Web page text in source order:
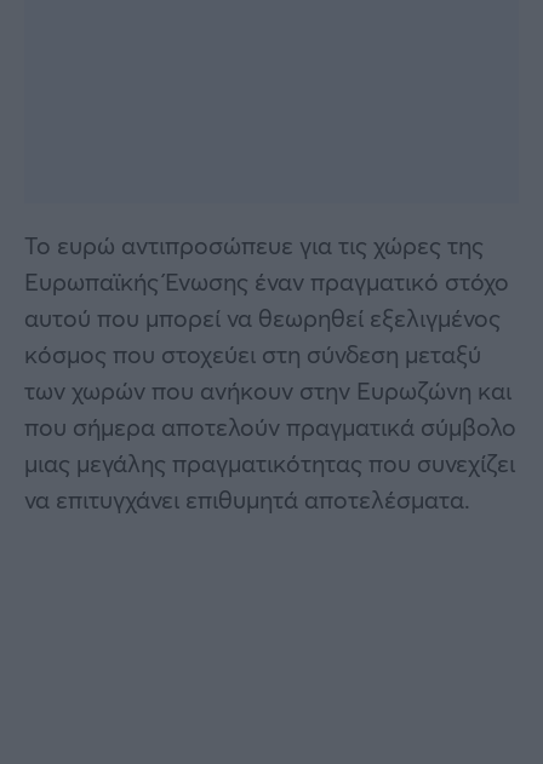
Το ευρώ αντιπροσώπευε για τις χώρες της
Ευρωπαϊκής Ένωσης έναν πραγματικό στόχο
αυτού που μπορεί να θεωρηθεί εξελιγμένος
κόσμος που στοχεύει στη σύνδεση μεταξύ
των χωρών που ανήκουν στην Ευρωζώνη και
που σήμερα αποτελούν πραγματικά σύμβολο
μιας μεγάλης πραγματικότητας που συνεχίζει
να επιτυγχάνει επιθυμητά αποτελέσματα.